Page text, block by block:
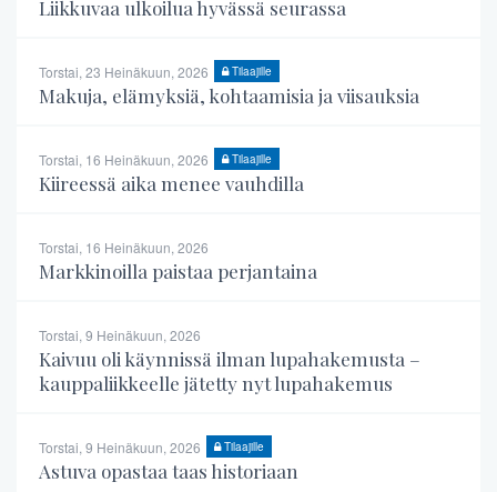
Liikkuvaa ulkoilua hyvässä seurassa
Torstai, 23 Heinäkuun, 2026 Tilaajille
Makuja, elämyksiä, kohtaamisia ja viisauksia
Torstai, 16 Heinäkuun, 2026 Tilaajille
Kiireessä aika menee vauhdilla
Torstai, 16 Heinäkuun, 2026
Markkinoilla paistaa perjantaina
Torstai, 9 Heinäkuun, 2026
Kaivuu oli käynnissä ilman lupahakemusta –
kauppaliikkeelle jätetty nyt lupahakemus
Torstai, 9 Heinäkuun, 2026 Tilaajille
Astuva opastaa taas historiaan